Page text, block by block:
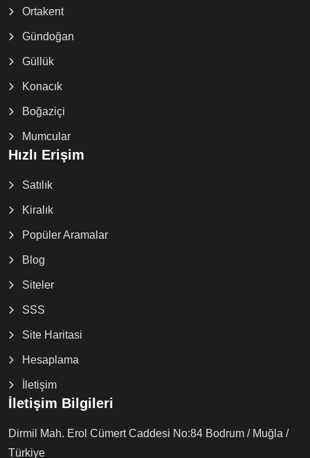
Ortakent
Gündoğan
Güllük
Konacık
Boğaziçi
Mumcular
Hızlı Erişim
Satılık
Kiralık
Popüler Aramalar
Blog
Siteler
SSS
Site Haritasi
Hesaplama
İletişim
İletişim Bilgileri
Dirmil Mah. Erol Cümert Caddesi No:84 Bodrum / Muğla /
Türkiye